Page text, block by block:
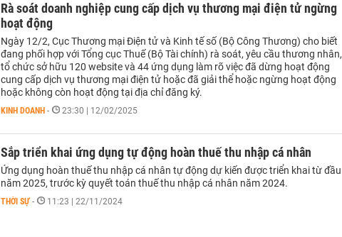
Rà soát doanh nghiệp cung cấp dịch vụ thương mại điện tử ngừng
hoạt động
Ngày 12/2, Cục Thương mại Điện tử và Kinh tế số (Bộ Công Thương) cho biết
đang phối hợp với Tổng cục Thuế (Bộ Tài chính) rà soát, yêu cầu thương nhân,
tổ chức sở hữu 120 website và 44 ứng dụng làm rõ việc đã dừng hoạt động
cung cấp dịch vụ thương mại điện tử hoặc đã giải thể hoặc ngừng hoạt động
hoặc không còn hoạt động tại địa chỉ đăng ký.
KINH DOANH - 23:30 | 12/02/2025
Sắp triển khai ứng dụng tự động hoàn thuế thu nhập cá nhân
Ứng dụng hoàn thuế thu nhập cá nhân tự động dự kiến được triển khai từ đầu
năm 2025, trước kỳ quyết toán thuế thu nhập cá nhân năm 2024.
THỜI SỰ - 11:23 | 22/11/2024